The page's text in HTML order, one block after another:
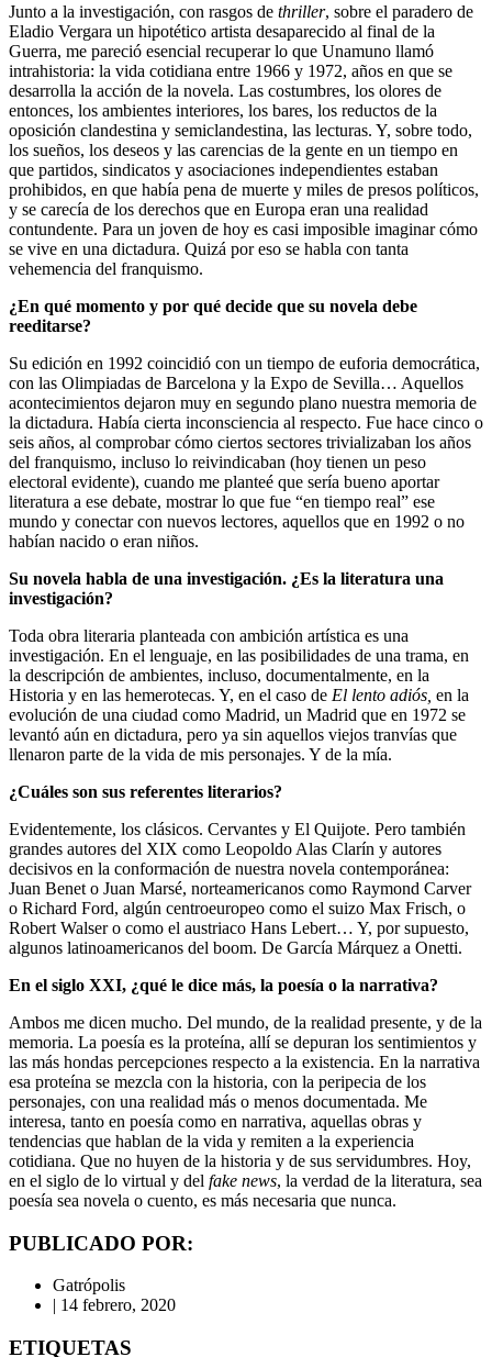
Junto a la investigación, con rasgos de thriller, sobre el paradero de
Eladio Vergara un hipotético artista desaparecido al final de la
Guerra, me pareció esencial recuperar lo que Unamuno llamó
intrahistoria: la vida cotidiana entre 1966 y 1972, años en que se
desarrolla la acción de la novela. Las costumbres, los olores de
entonces, los ambientes interiores, los bares, los reductos de la
oposición clandestina y semiclandestina, las lecturas. Y, sobre todo,
los sueños, los deseos y las carencias de la gente en un tiempo en
que partidos, sindicatos y asociaciones independientes estaban
prohibidos, en que había pena de muerte y miles de presos políticos,
y se carecía de los derechos que en Europa eran una realidad
contundente. Para un joven de hoy es casi imposible imaginar cómo
se vive en una dictadura. Quizá por eso se habla con tanta
vehemencia del franquismo.
¿En qué momento y por qué decide que su novela debe
reeditarse?
Su edición en 1992 coincidió con un tiempo de euforia democrática,
con las Olimpiadas de Barcelona y la Expo de Sevilla… Aquellos
acontecimientos dejaron muy en segundo plano nuestra memoria de
la dictadura. Había cierta inconsciencia al respecto. Fue hace cinco o
seis años, al comprobar cómo ciertos sectores trivializaban los años
del franquismo, incluso lo reivindicaban (hoy tienen un peso
electoral evidente), cuando me planteé que sería bueno aportar
literatura a ese debate, mostrar lo que fue “en tiempo real” ese
mundo y conectar con nuevos lectores, aquellos que en 1992 o no
habían nacido o eran niños.
Su novela habla de una investigación. ¿Es la literatura una
investigación?
Toda obra literaria planteada con ambición artística es una
investigación. En el lenguaje, en las posibilidades de una trama, en
la descripción de ambientes, incluso, documentalmente, en la
Historia y en las hemerotecas. Y, en el caso de El lento adiós, en la
evolución de una ciudad como Madrid, un Madrid que en 1972 se
levantó aún en dictadura, pero ya sin aquellos viejos tranvías que
llenaron parte de la vida de mis personajes. Y de la mía.
¿Cuáles son sus referentes literarios?
Evidentemente, los clásicos. Cervantes y El Quijote. Pero también
grandes autores del XIX como Leopoldo Alas Clarín y autores
decisivos en la conformación de nuestra novela contemporánea:
Juan Benet o Juan Marsé, norteamericanos como Raymond Carver
o Richard Ford, algún centroeuropeo como el suizo Max Frisch, o
Robert Walser o como el austriaco Hans Lebert… Y, por supuesto,
algunos latinoamericanos del boom. De García Márquez a Onetti.
En el siglo XXI, ¿qué le dice más, la poesía o la narrativa?
Ambos me dicen mucho. Del mundo, de la realidad presente, y de la
memoria. La poesía es la proteína, allí se depuran los sentimientos y
las más hondas percepciones respecto a la existencia. En la narrativa
esa proteína se mezcla con la historia, con la peripecia de los
personajes, con una realidad más o menos documentada. Me
interesa, tanto en poesía como en narrativa, aquellas obras y
tendencias que hablan de la vida y remiten a la experiencia
cotidiana. Que no huyen de la historia y de sus servidumbres. Hoy,
en el siglo de lo virtual y del fake news, la verdad de la literatura, sea
poesía sea novela o cuento, es más necesaria que nunca.
PUBLICADO POR:
Gatrópolis
| 14 febrero, 2020
ETIQUETAS